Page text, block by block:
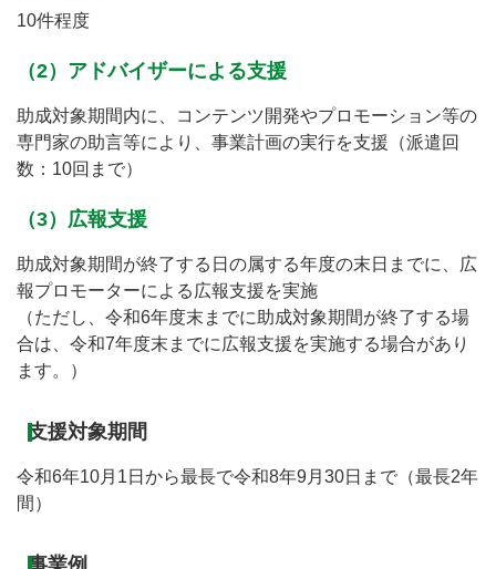
10件程度
（2）アドバイザーによる支援
助成対象期間内に、コンテンツ開発やプロモーション等の
専門家の助言等により、事業計画の実行を支援（派遣回
数：10回まで）
（3）広報支援
助成対象期間が終了する日の属する年度の末日までに、広
報プロモーターによる広報支援を実施
（ただし、令和6年度末までに助成対象期間が終了する場
合は、令和7年度末までに広報支援を実施する場合があり
ます。）
支援対象期間
令和6年10月1日から最長で令和8年9月30日まで（最長2年
間）
事業例